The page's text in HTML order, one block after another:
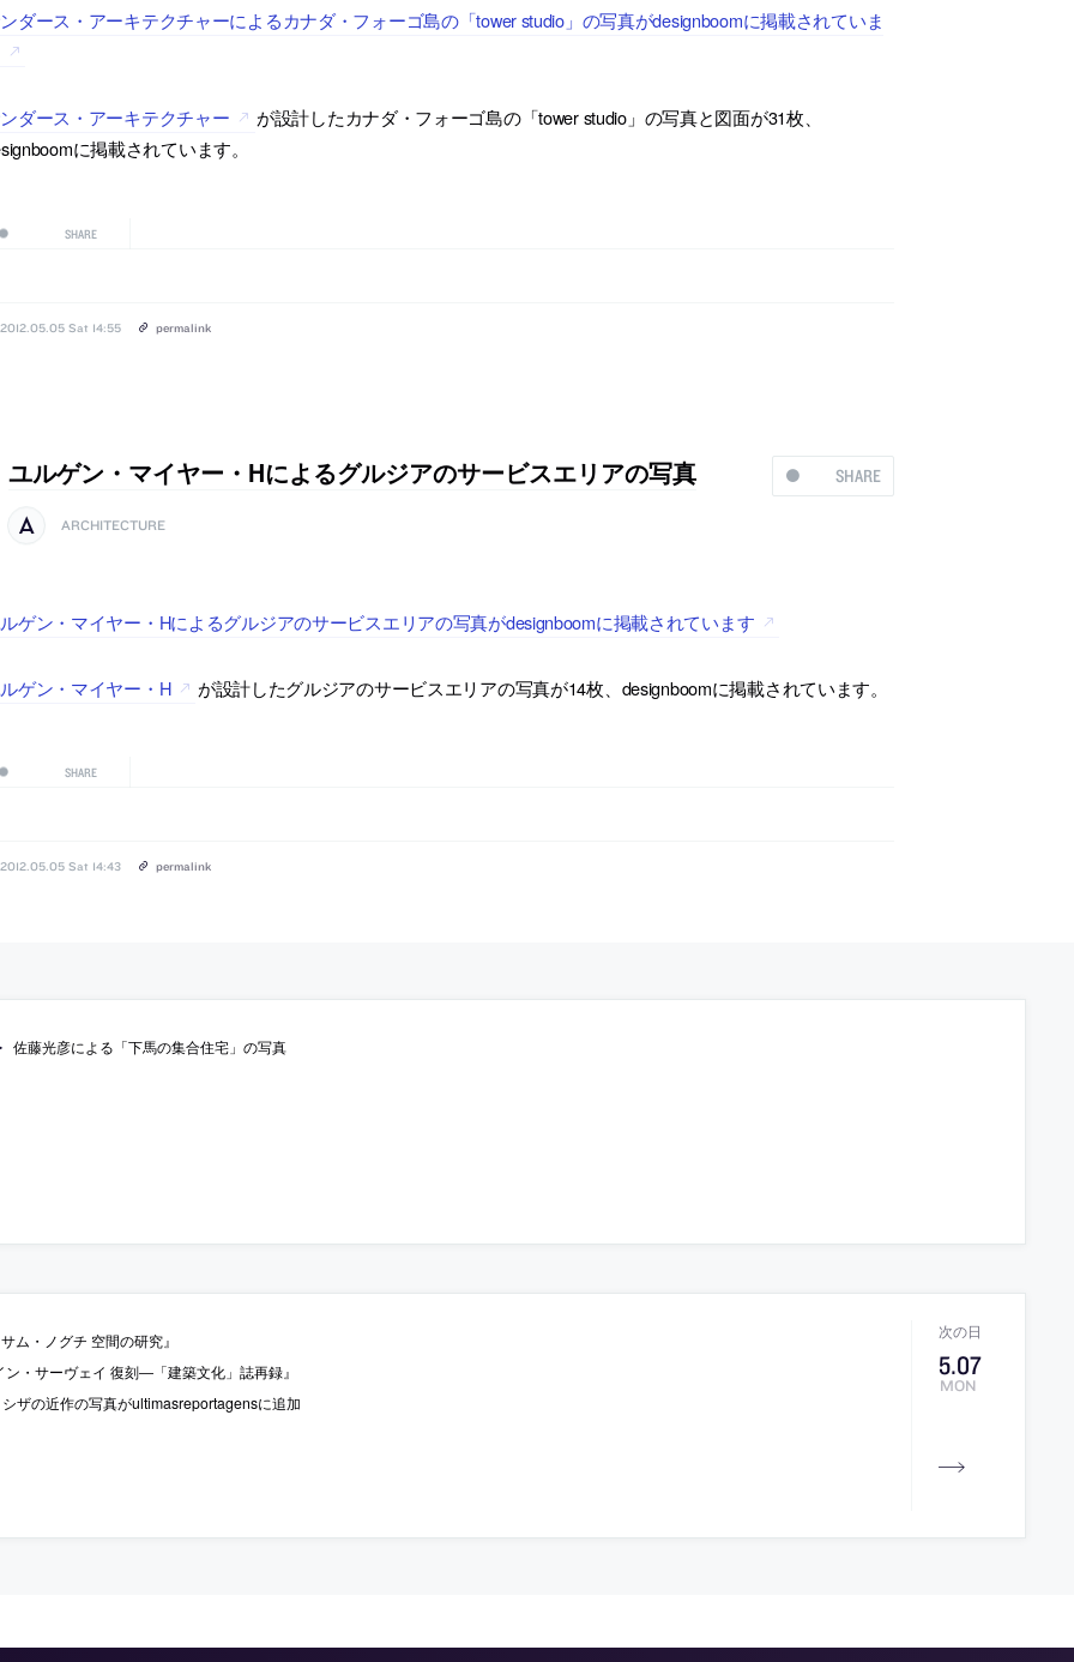
ダース・アーキテクチャーによるカナダ・フォーゴ島の「tower studio」の写真がdesignboomに掲載されていま
ダース・アーキテクチャー
が設計したカナダ・フォーゴ島の「tower studio」の写真と図面が31枚、
に掲載されています。
SHARE
2012.05.05 Sat 14:55 permalink
SHARE
ユルゲン・マイヤー・Hによるグルジアのサービスエリアの写真
ARCHITECTURE
ゲン・マイヤー・Hによるグルジアのサービスエリアの写真がdesignboomに掲載されています
ゲン・マイヤー・H が設計したグルジアのサービスエリアの写真が14枚、designboomに掲載されています。
SHARE
2012.05.05 Sat 14:43 permalink
佐藤光彦による「下馬の集合住宅」の写真
5.07
MON
ム・ノグチ 空間の研究』
・サーヴェイ 復刻―「建築文化」誌再録』
ザの近作の写真がultimasreportagensに追加